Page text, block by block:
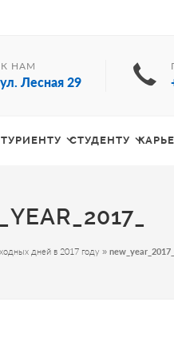
НАМ
Лесная 29
СТУДЕНТУ
дней в 2017 году » new_year_2017_